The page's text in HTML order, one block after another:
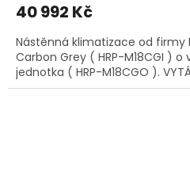
40 992 Kč
Nástěnná klimatizace od firmy
Carbon Grey ( HRP-M18CGI )
jednotka ( HRP-M18CGO ).